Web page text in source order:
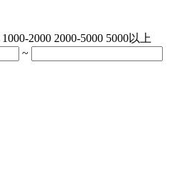
1000-2000 2000-5000 5000以上
~